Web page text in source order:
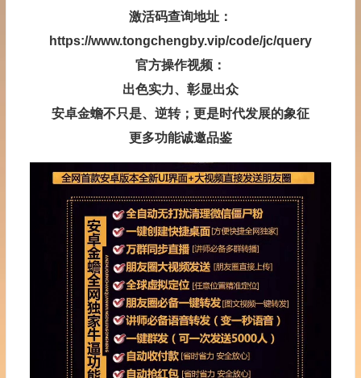
激活码查询地址：
https://www.tongchengby.vip/code/jc/query
官方操作视频：
出色实力、彰显出众
安卓金蟾不只是、逆转；更是时代发展的象征
更多功能诚邀品鉴